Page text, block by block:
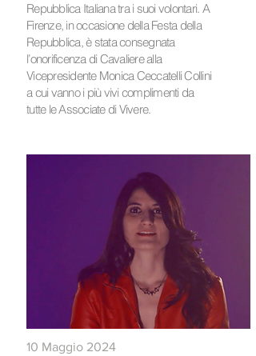
Repubblica Italiana tra i suoi volontari. A
Firenze, in occasione della Festa della
Repubblica, è stata consegnata
l’onorificenza di Cavaliere alla
Vicepresidente Monica Ceccatelli Collini
a cui vanno i più vivi complimenti da
tutte le Associate di Vivere.
10 Maggio 2024